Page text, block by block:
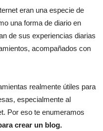
eran una especie de
una forma de diario en
de sus experiencias diarias
acompañados con
realmente útiles para
especialmente al
Por eso te enumeramos
crear un blog.